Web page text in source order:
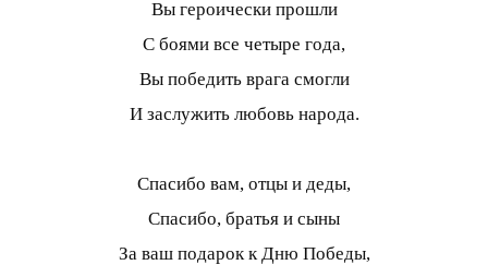
Вы героически прошли
С боями все четыре года,
Вы победить врага смогли
И заслужить любовь народа.
Спасибо вам, отцы и деды,
Спасибо, братья и сыны
За ваш подарок к Дню Победы,